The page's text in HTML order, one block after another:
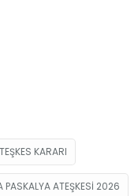
KARARI
PASKALYA ATEŞKESI 2026